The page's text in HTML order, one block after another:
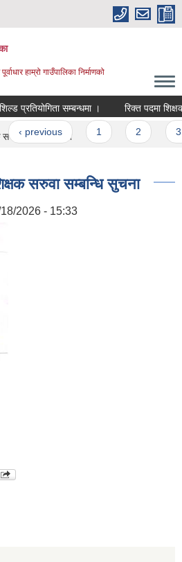
हाम्रो गाउँपालिका निर्माणको
प्रतियोगिता सम्बन्धमा । रिक्त पदमा
‹ previous
सरुवा सम्बन्धि सुचना
सरुवा सम्बन्धि सुचना
2026 - 15:33